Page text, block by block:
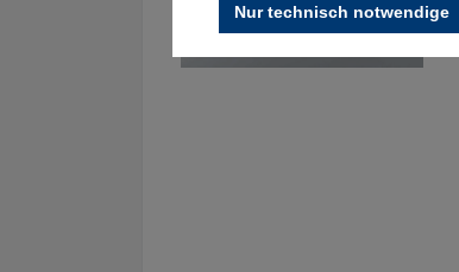
Nur technisch notwendige